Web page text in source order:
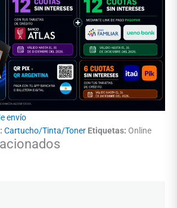
envío
Cartucho/Tinta/Toner Etiquetas: Online